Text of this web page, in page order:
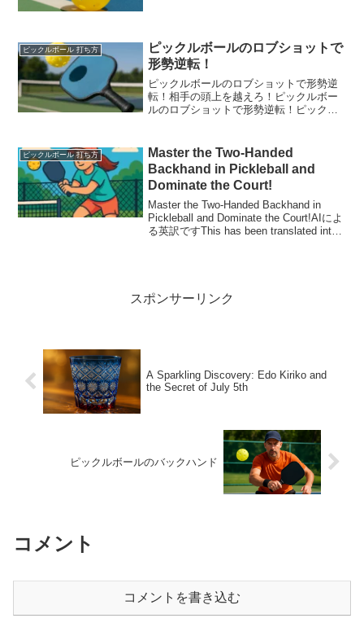
ピックルボールのレシーブ...
ピックルボール 打ち方
ピックルボールのロブショットで
形勢逆転！
ピックルボールのロブショットで形勢逆
転！相手の頭上を越えろ！ピックルボー
ルのロブショットで形勢逆転！ピックル
よね。そんなときに使えるのがピックル
ボールのロブショット。相...
ピックルボール 打ち方
Master the Two-Handed
Backhand in Pickleball and
Dominate the Court!
Master the Two-Handed Backhand in
Pickleball and Dominate the Court!AIによ
る英訳ですThis has been translated into
スポンサーリンク
A Sparkling Discovery: Edo Kiriko and
the Secret of July 5th
ピックルボールのバックハンド
コメント
コメントを書き込む